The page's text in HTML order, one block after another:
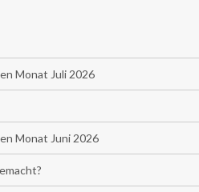
Monat Juli 2026
Monat Juni 2026